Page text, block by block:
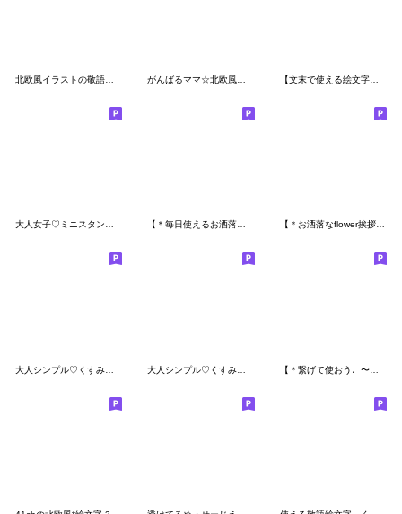
【文末で使える絵文字たち】ネイビー♡敬語
大人女子♡ミニスタンプ絵文字 【＊毎日使えるお洒落カラーな絵文字＊】 【＊お洒落なflower挨拶絵文字＊】
【＊繋げて使おう♩〜毎日使える言葉〜】